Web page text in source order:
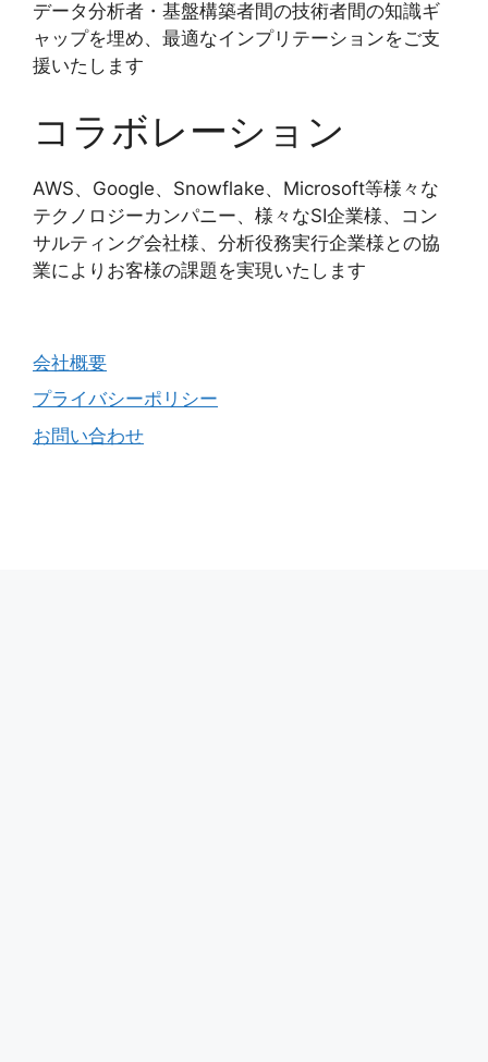
データ分析者・基盤構築者間の技術者間の知識ギ
ャップを埋め、最適なインプリテーションをご支
援いたします
コラボレーション
AWS、Google、Snowflake、Microsoft等様々な
テクノロジーカンパニー、様々なSI企業様、コン
サルティング会社様、分析役務実行企業様との協
業によりお客様の課題を実現いたします
会社概要
プライバシーポリシー
お問い合わせ